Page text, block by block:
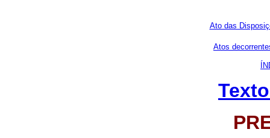
Ato das
Atos